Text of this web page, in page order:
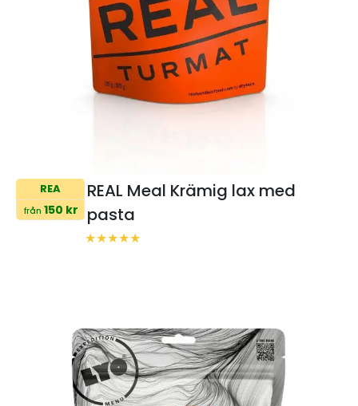
REA
från 150 kr
REAL Meal Krämig lax med
pasta